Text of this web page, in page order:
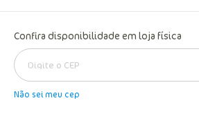
Confira disponibilidade em loja física
Não sei meu cep